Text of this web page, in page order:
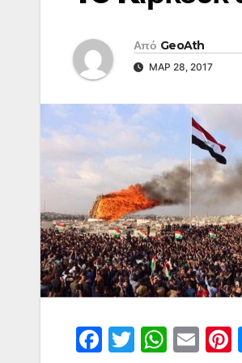
Από GeoAth
ΜΑΡ 28, 2017
F
T
W E